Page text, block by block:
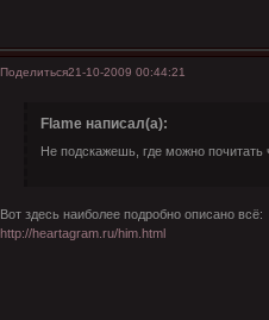
Поделиться21-10-2009 00:44:21
Flame написал(а):
Не подскажешь, где можно почитать
Вот здесь наиболее подробно описано всё:
http://heartagram.ru/him.html